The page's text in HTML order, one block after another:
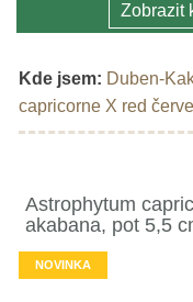
Zobrazit
Kde jsem: Duben-
capricorne X red
Astrophytum
akabana, pot 5,5
NOVINKA